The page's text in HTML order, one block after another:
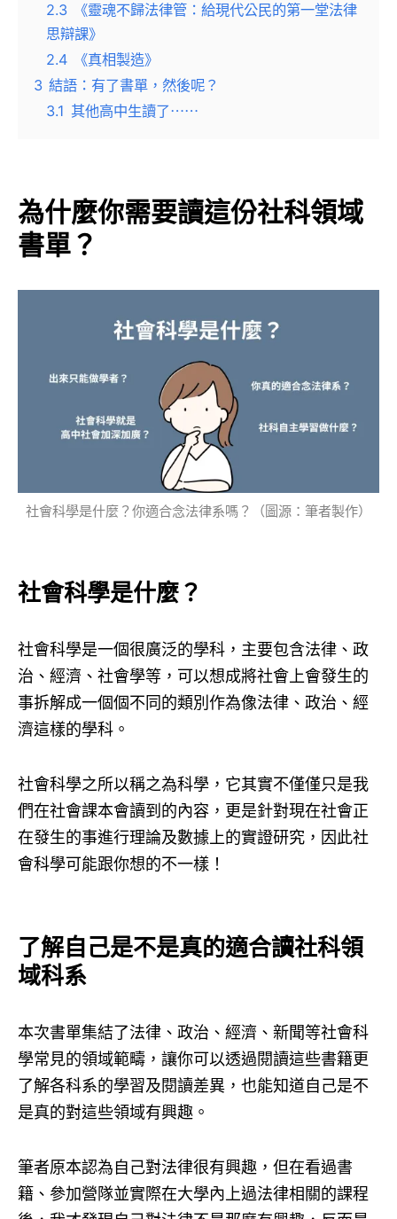
2.3
《靈魂不歸法律管：給現代公民的第一堂法律
思辯課》
2.4
《真相製造》
3 結語：有了書單，然後呢？
3.1 其他高中生讀了⋯⋯
為什麼你需要讀這份社科領域
書單？
社會科學是什麼？你適合念法律系嗎？（圖源：筆者製作）
社會科學是什麼？
社會科學是一個很廣泛的學科，主要包含法律、政
治、經濟、社會學等，可以想成將社會上會發生的
事拆解成一個個不同的類別作為像法律、政治、經
濟這樣的學科。
社會科學之所以稱之為科學，它其實不僅僅只是我
們在社會課本會讀到的內容，更是針對現在社會正
在發生的事進行理論及數據上的實證研究，因此社
會科學可能跟你想的不一樣！
了解自己是不是真的適合讀社科領
域科系
本次書單集結了法律、政治、經濟、新聞等社會科
學常見的領域範疇，讓你可以透過閱讀這些書籍更
了解各科系的學習及閱讀差異，也能知道自己是不
是真的對這些領域有興趣。
筆者原本認為自己對法律很有興趣，但在看過書
籍、參加營隊並實際在大學內上過法律相關的課程